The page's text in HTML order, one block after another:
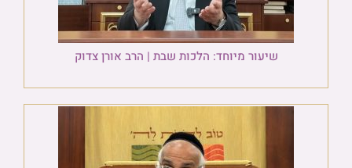
שיעור מיוחד: הלכות שבת | הרב אורן צדוק